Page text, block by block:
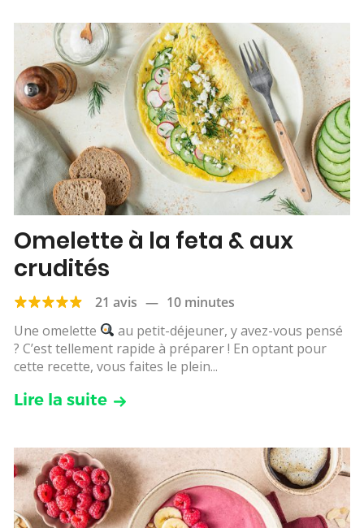
Omelette à la feta & aux
crudités
21 avis — 10 minutes
Une omelette
au petit-déjeuner, y avez-vous pensé
? C’est tellement rapide à préparer ! En optant pour
cette recette, vous faites le plein...
Lire la suite